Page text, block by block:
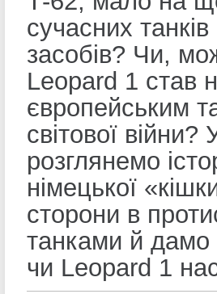
сучасних
засобів? Чи,
Leopard 1 став
європейським
світової війни?
розглянемо
німецької
сторони в
танками й дамо
чи Leopard 1